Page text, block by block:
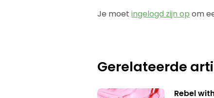
Je moetingelogd zijn op om
Gerelateerde
Rebel